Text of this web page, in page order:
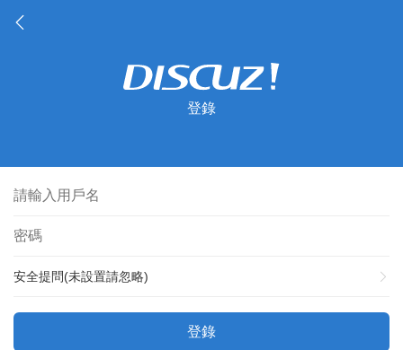
登錄
安全提問(未設置請忽略)
登錄